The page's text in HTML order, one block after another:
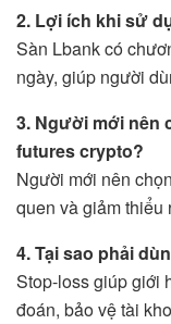
2. Lợi ích khi sử
Sàn Lbank có
ngày, giúp người
3. Người mới nên
futures crypto?
Người mới nên
quen và giảm thiểu
4. Tại sao phải
Stop-loss giúp giới
đoán, bảo vệ tài